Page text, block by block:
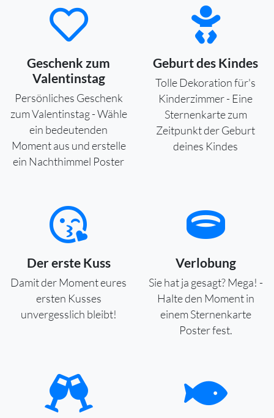
Geschenk zum
Valentinstag
Persönliches Geschenk
zum Valentinstag - Wähle
ein bedeutenden
Moment aus und erstelle
ein Nachthimmel Poster
Geburt des Kindes
Tolle Dekoration für's
Kinderzimmer - Eine
Sternenkarte zum
Zeitpunkt der Geburt
deines Kindes
Der erste Kuss
Damit der Moment eures
ersten Kusses
unvergesslich bleibt!
Verlobung
Sie hat ja gesagt? Mega! -
Halte den Moment in
einem Sternenkarte
Poster fest.